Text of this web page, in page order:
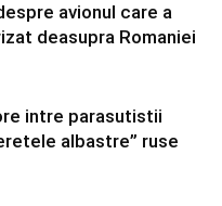
avionul care a
deasupra Romaniei
intre parasutistii
albastre” ruse